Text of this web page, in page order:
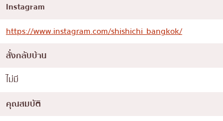
Instagram
https://www.instagram.com/shishichi_bangkok/
สั่งกลับบ้าน
ไม่มี
คุณสมบัติ